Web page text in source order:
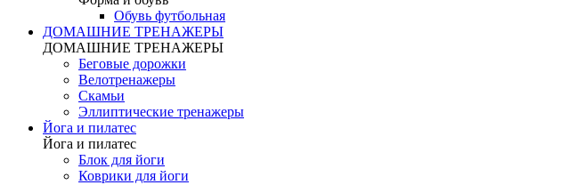
Обувь футбольная
ДОМАШНИЕ ТРЕНАЖЕРЫ
ДОМАШНИЕ ТРЕНАЖЕРЫ
Беговые дорожки
Велотренажеры
Скамьи
Эллиптические тренажеры
Йога и пилатес
Йога и пилатес
Блок для йоги
Коврики для йоги